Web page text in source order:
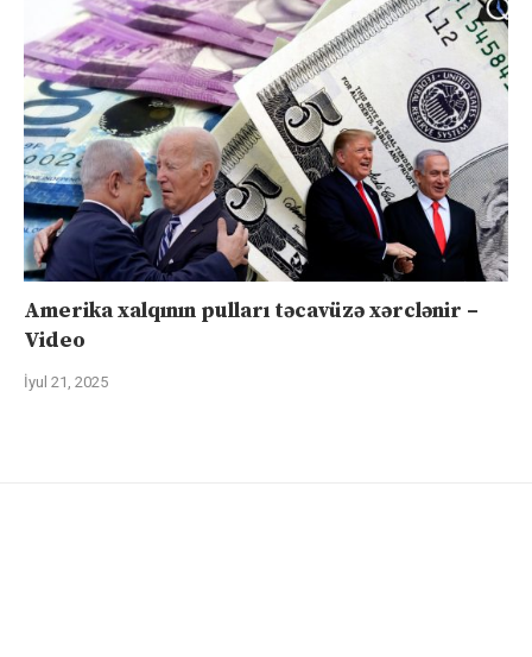
Amerika xalqının pulları təcavüzə xərclənir –
Video
İyul 21, 2025